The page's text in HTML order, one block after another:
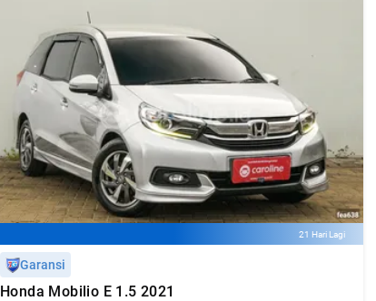
21 Hari Lagi
Garansi
Honda Mobilio E 1.5 2021